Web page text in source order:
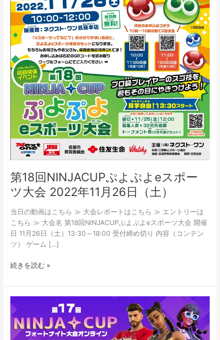
第18回NINJACUPぷよぷよeスポー
ツ大会 2022年11月26日（土）
当日の動画はこちら ≫ 大会レポートはこちら ≫ エントリーは
こちら ≫ 大会名 第18回NINJACUPぷよぷよeスポーツ大会 開催
日 11月26日（土）13:30～18:00 受付締め切り 内容（コンテン
ツ） ゲーム […]
ー
ツ
大
会
2022
年
11
月
26
日
（土）
続きを読む »
第
17
回
NINJA